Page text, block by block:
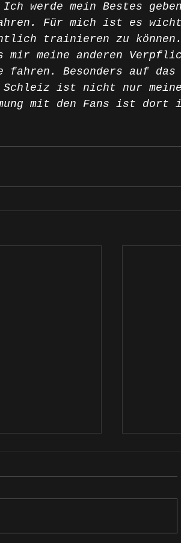
werde mein Bestes
Für mich ist es
trainieren zu
mir meine anderen
fahren. Besonders auf das
ist nicht nur
mit den Fans ist dort